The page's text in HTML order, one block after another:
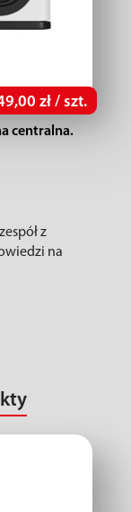
zł / szt.
centralna.
z
na